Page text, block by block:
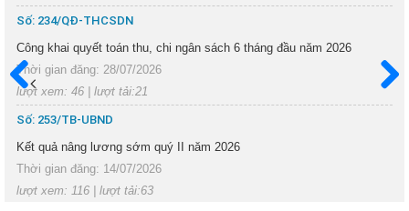
Sau
Trước
Số: 234/QĐ-THCSDN
Công khai quyết toán thu, chi ngân sách 6 tháng đầu năm 2026
Thời gian đăng: 28/07/2026
lượt xem: 46 | lượt tải:21
Số: 253/TB-UBND
Kết quả nâng lương sớm quý II năm 2026
Thời gian đăng: 14/07/2026
lượt xem: 116 | lượt tải:63